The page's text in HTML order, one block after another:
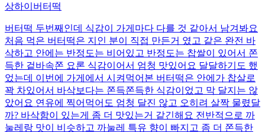
상하이버터떡
버터떡 두번째인데 식감이 가게마다 다를 것 같아서 남겨봐요
처음 먹은 버터떡은 지인 분이 직접 만든거 였고 같은 완전 바
삭하고 안에는 반정도는 비어있고 반정도는 찹쌀이 있어서 쫀
득한 겉바속쫀 요론 식감이어서 엄청 맛있어요 달달하기도 했
었는데 이번에 가게에서 시켜먹어본 버터떡은 안에가 찹살로
꽉 차있어서 바삭보다는 쫀득쫀득한 식감이었고 막 달지는 않
았어요 연유에 찍어먹어도 엄청 달진 않고 오히려 살짝 물렸달
까? 바삭함이 있는게 좀 더 맛있는거 같긴해요 전반적으로 까
눌레랑 맛이 비슷하고 까눌레 특유 향이 빠지고 좀 더 쫀득한